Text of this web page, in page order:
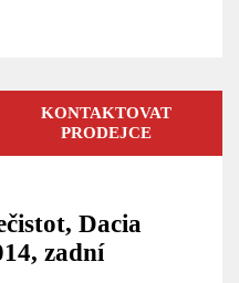
KONTAKTOVAT
PRODEJCE
Dacia
zadní